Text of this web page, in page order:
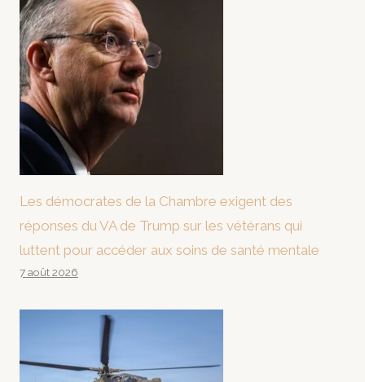
Les démocrates de la Chambre exigent des
réponses du VA de Trump sur les vétérans qui
luttent pour accéder aux soins de santé mentale
7 août 2026